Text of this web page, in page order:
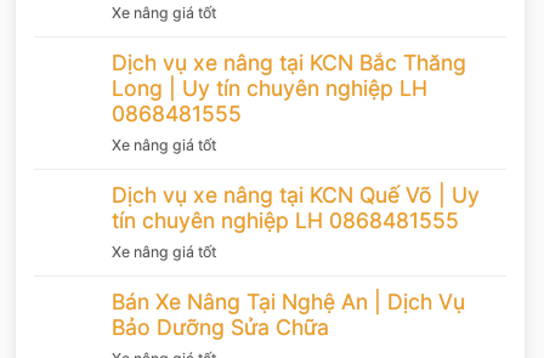
Xe nâng giá tốt
Dịch vụ xe nâng tại KCN Bắc Thăng
Long | Uy tín chuyên nghiệp LH
0868481555
Xe nâng giá tốt
Dịch vụ xe nâng tại KCN Quế Võ | Uy
tín chuyên nghiệp LH 0868481555
Xe nâng giá tốt
Bán Xe Nâng Tại Nghệ An | Dịch Vụ
Bảo Dưỡng Sửa Chữa